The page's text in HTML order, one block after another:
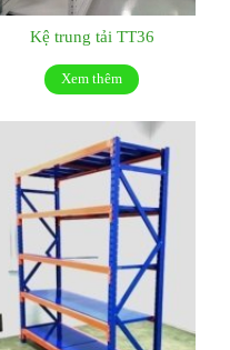
Kệ trung tải TT36
Xem thêm